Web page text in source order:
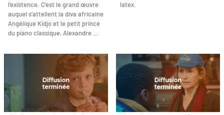
l’existence. C’est le grand œuvre
auquel s’attellent la diva africaine
Angélique Kidjo et le petit prince
du piano classique, Alexandre …
latex.